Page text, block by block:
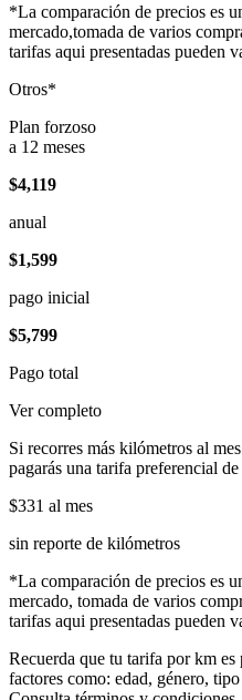
*La comparación de precios es
mercado,tomada de varios
tarifas aqui presentadas pueden
Otros*
Plan forzoso
a 12 meses
$4,119
anual
$1,599
pago inicial
$5,799
Pago total
Ver completo
Si recorres más kilómetros al
pagarás una tarifa preferencial de
$331 al mes
sin reporte de kilómetros
*La comparación de precios es
mercado, tomada de varios
tarifas aqui presentadas pueden
Recuerda que tu tarifa por km es
factores como: edad, género,